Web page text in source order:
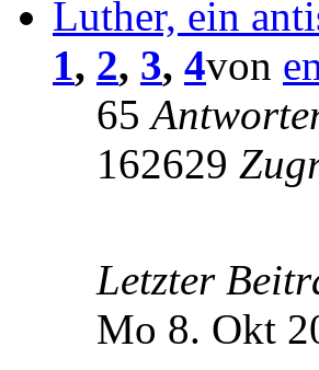
Luther, ein
1, 2, 3, 4von
65
162629
Letzter
Mo 8. Okt